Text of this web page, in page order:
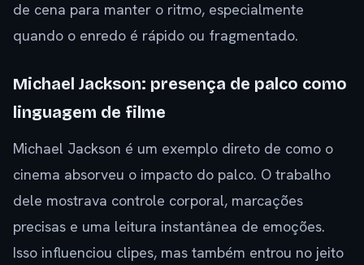
de cena para manter o ritmo, especialmente
quando o enredo é rápido ou fragmentado.
Michael Jackson: presença de palco como
linguagem de filme
Michael Jackson é um exemplo direto de como o
cinema absorveu o impacto do palco. O trabalho
dele mostrava controle corporal, marcações
precisas e uma leitura instantânea de emoções.
Isso influenciou clipes, mas também entrou no jeito